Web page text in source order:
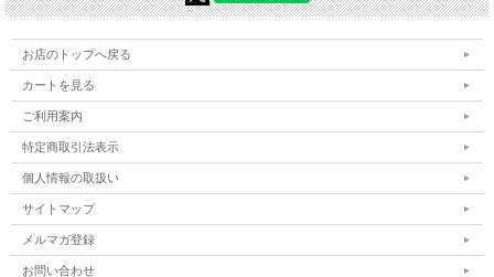
お店のトップへ戻る
カートを見る
ご利用案内
特定商取引法表示
個人情報の取扱い
サイトマップ
メルマガ登録
お問い合わせ